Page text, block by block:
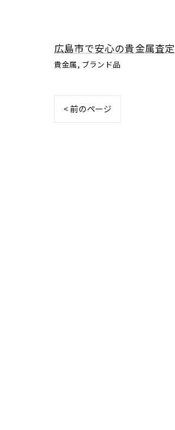
広島市で安心の貴金属査定
貴金属 ブランド品
< 前のページ